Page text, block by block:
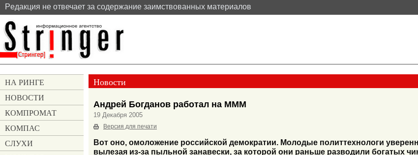
Pедакция не отвечает за содержание заимствованных материалов
Новости
Андрей Богданов работал на МММ
19 Декабря 2005
Версия для печати
Вот оно, омоложение российской демократии. Молодые политтехнологи
вылезая из-за пыльной занавески, за которой они раньше разводили богатых
НА РИНГЕ
НОВОСТИ
КОМПРОМАТ
КОМПАС
СЛУХИ